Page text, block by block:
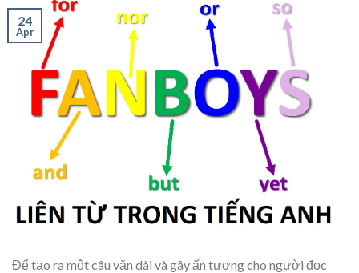
24
Apr
Để tạo ra một câu văn dài và gây ấn tượng cho người đọc